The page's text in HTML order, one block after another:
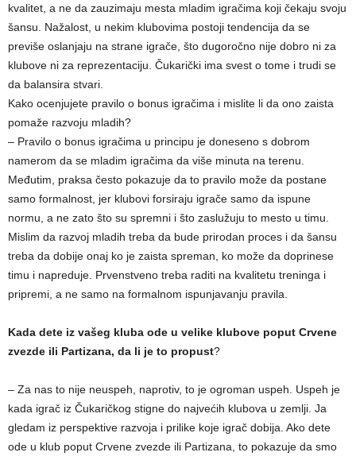
kvalitet, a ne da zauzimaju mesta mladim igračima koji čekaju svoju
šansu. Nažalost, u nekim klubovima postoji tendencija da se
previše oslanjaju na strane igrače, što dugoročno nije dobro ni za
klubove ni za reprezentaciju. Čukarički ima svest o tome i trudi se
da balansira stvari.
Kako ocenjujete pravilo o bonus igračima i mislite li da ono zaista
pomaže razvoju mladih?
– Pravilo o bonus igračima u principu je doneseno s dobrom
namerom da se mladim igračima da više minuta na terenu.
Međutim, praksa često pokazuje da to pravilo može da postane
samo formalnost, jer klubovi forsiraju igrače samo da ispune
normu, a ne zato što su spremni i što zaslužuju to mesto u timu.
Mislim da razvoj mladih treba da bude prirodan proces i da šansu
treba da dobije onaj ko je zaista spreman, ko može da doprinese
timu i napreduje. Prvenstveno treba raditi na kvalitetu treninga i
pripremi, a ne samo na formalnom ispunjavanju pravila.
Kada dete iz vašeg kluba ode u velike klubove poput Crvene
zvezde ili Partizana, da li je to propust?
– Za nas to nije neuspeh, naprotiv, to je ogroman uspeh. Uspeh je
kada igrač iz Čukaričkog stigne do najvećih klubova u zemlji. Ja
gledam iz perspektive razvoja i prilike koje igrač dobija. Ako dete
ode u klub poput Crvene zvezde ili Partizana, to pokazuje da smo